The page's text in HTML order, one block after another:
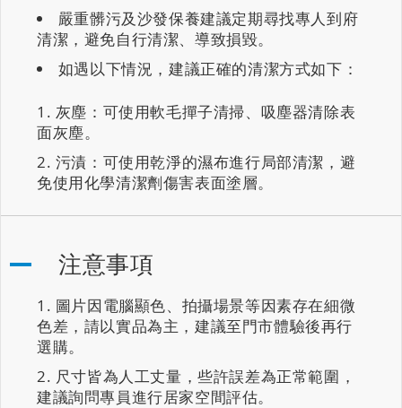
嚴重髒污及沙發保養建議定期尋找專人到府
清潔，避免自行清潔、導致損毀。
如遇以下情況，建議正確的清潔方式如下：
灰塵：可使用軟毛撣子清掃、吸塵器清除表
面灰塵。
污漬：可使用乾淨的濕布進行局部清潔，避
免使用化學清潔劑傷害表面塗層。
注意事項
圖片因電腦顯色、拍攝場景等因素存在細微
色差，請以實品為主，建議至門市體驗後再行
選購。
尺寸皆為人工丈量，些許誤差為正常範圍，
建議詢問專員進行居家空間評估。